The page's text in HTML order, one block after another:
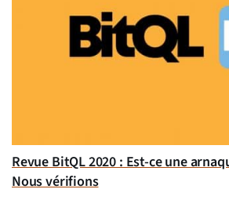
Revue BitQL 2020 : Est-ce une
Nous vérifions